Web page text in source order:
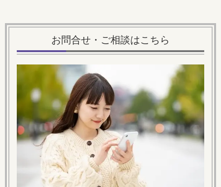
お問合せ・ご相談はこちら